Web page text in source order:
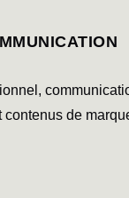
contenus de